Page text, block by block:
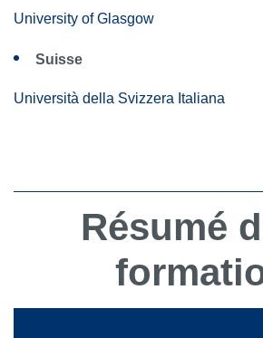
University of Glasgow
Suisse
Università della Svizzera Italiana
Résumé